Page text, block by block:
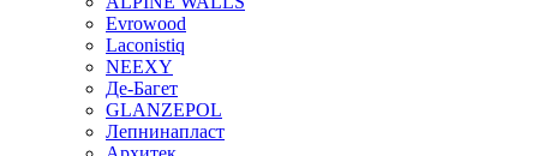
Evrowood
Laconistiq
NEEXY
Де-Багет
GLANZEPOL
Лепнинапласт